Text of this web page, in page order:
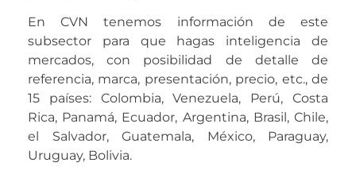
En CVN tenemos información de este
subsector para que hagas inteligencia de
mercados, con posibilidad de detalle de
referencia, marca, presentación, precio, etc., de
15 países: Colombia, Venezuela, Perú, Costa
Rica, Panamá, Ecuador, Argentina, Brasil, Chile,
el Salvador, Guatemala, México, Paraguay,
Uruguay, Bolivia.